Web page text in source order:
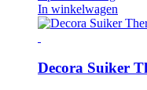
In winkelwagen
Decora Suiker